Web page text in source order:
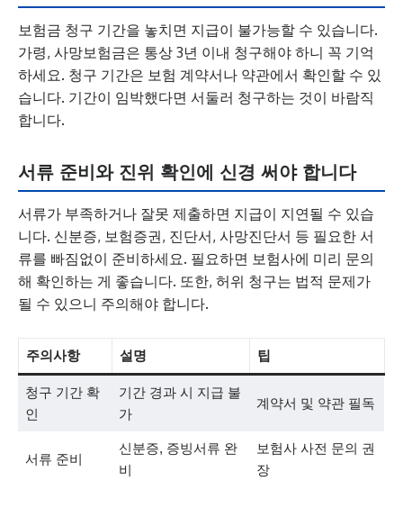
보험금 청구 기간을 놓치면 지급이 불가능할 수 있습니다.
가령, 사망보험금은 통상 3년 이내 청구해야 하니 꼭 기억
하세요. 청구 기간은 보험 계약서나 약관에서 확인할 수 있
습니다. 기간이 임박했다면 서둘러 청구하는 것이 바람직
합니다.
서류 준비와 진위 확인에 신경 써야 합니다
서류가 부족하거나 잘못 제출하면 지급이 지연될 수 있습
니다. 신분증, 보험증권, 진단서, 사망진단서 등 필요한 서
류를 빠짐없이 준비하세요. 필요하면 보험사에 미리 문의
해 확인하는 게 좋습니다. 또한, 허위 청구는 법적 문제가
될 수 있으니 주의해야 합니다.
주의사항 설명 팁
청구 기간 확
인
기간 경과 시 지급 불
가
계약서 및 약관 필독
서류 준비
신분증, 증빙서류 완
비
보험사 사전 문의 권
장